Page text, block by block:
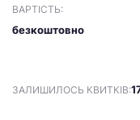
ВАРТІСТЬ:
безкоштовно
ЗАЛИШИЛОСЬ КВИТКІВ: